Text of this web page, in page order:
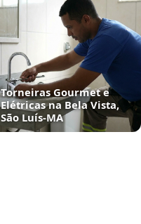
Torneiras Gourmet e
Elétricas na Bela Vista,
São Luís‑MA